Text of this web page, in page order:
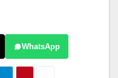
WhatsApp